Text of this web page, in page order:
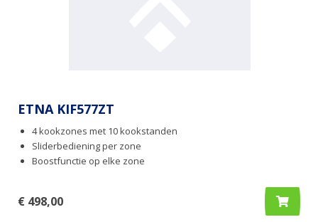
ETNA KIF577ZT
4 kookzones met 10 kookstanden
Sliderbediening per zone
Boostfunctie op elke zone
€ 498,00